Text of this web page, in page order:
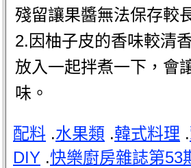
殘留讓果醬無法保存較
2.因柚子皮的香味較清
放入一起拌煮一下，會
味。
配料 .水果類 .韓式料理 .
DIY .快樂廚房雜誌第53